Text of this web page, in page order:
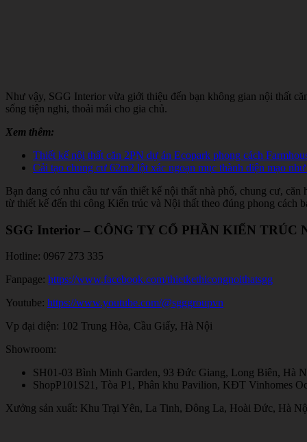
Như vậy, SGG Interior vừa giới thiệu đến bạn không gian nội thất
sống tiện nghi, thoải mái cho gia chủ.
Xem thêm:
Thiết kế nội thất căn 2PN dự án Ecopark phong cách
Cải tạo chung cư 62m2 lột xác ngoạn mục thành diện mạo
Bạn đang có nhu cầu tư vấn thiết kế nội thất nhà phố, chung cư,
từ thiết kế đến thi công Kiến trúc và Nội thất theo đúng phong cách
SGG Interior – CÔNG TY CỔ PHẦN KIẾN TRÚC
Hotline: 0967 273 335
Fanpage: https://www.facebook.com/thietkethicongnoithatsgg
Youtube: https://www.youtube.com/@sgggroupvn
Vp đại diện: 102 Trung Hòa, Cầu Giấy, Hà Nội
Showroom:
SH01-03 Bình Minh Garden, 93 Đức Giang, Long Biên, Hà
ShopP101S21, Tòa P1, Phân khu Pavilion, KĐT Vinhomes
Xưởng sản xuất: Khu Trại Yên, La Tinh, Đông La, Hoài Đức, Hà